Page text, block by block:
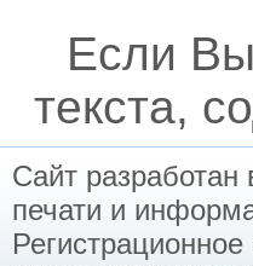
Если
текста,
Сайт
печати и